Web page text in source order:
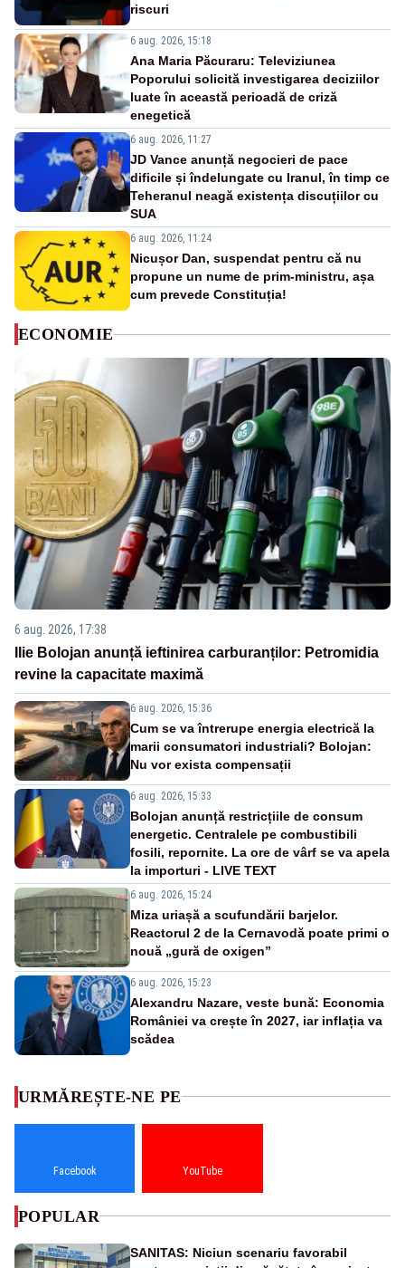
riscuri
6 aug. 2026, 15:18
Ana Maria Păcuraru: Televiziunea
Poporului solicită investigarea deciziilor
luate în această perioadă de criză
enegetică
6 aug. 2026, 11:27
JD Vance anunță negocieri de pace
dificile și îndelungate cu Iranul, în timp ce
Teheranul neagă existența discuțiilor cu
SUA
6 aug. 2026, 11:24
Nicușor Dan, suspendat pentru că nu
propune un nume de prim-ministru, așa
cum prevede Constituția!
ECONOMIE
6 aug. 2026, 17:38
Ilie Bolojan anunță ieftinirea carburanților: Petromidia
revine la capacitate maximă
6 aug. 2026, 15:36
Cum se va întrerupe energia electrică la
marii consumatori industriali? Bolojan:
Nu vor exista compensații
6 aug. 2026, 15:33
Bolojan anunță restricțiile de consum
energetic. Centralele pe combustibili
fosili, repornite. La ore de vârf se va apela
la importuri - LIVE TEXT
6 aug. 2026, 15:24
Miza uriașă a scufundării barjelor.
Reactorul 2 de la Cernavodă poate primi o
nouă „gură de oxigen”
6 aug. 2026, 15:23
Alexandru Nazare, veste bună: Economia
României va crește în 2027, iar inflația va
scădea
URMĂREȘTE-NE PE
Facebook YouTube
POPULAR
SANITAS: Niciun scenariu favorabil